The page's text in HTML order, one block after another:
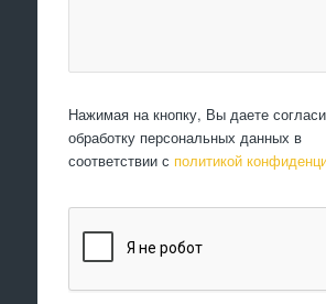
Нажимая на кнопку, Вы даете
обработку персональных данных в
соответствии с политикой